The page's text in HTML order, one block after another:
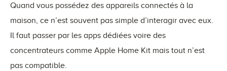
Quand vous possédez des appareils connectés à la
maison, ce n’est souvent pas simple d’interagir avec eux.
Il faut passer par les apps dédiées voire des
concentrateurs comme Apple Home Kit mais tout n’est
pas compatible.